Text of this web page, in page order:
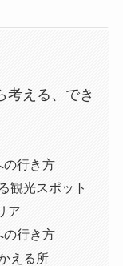
考える、でき
の行き方
観光スポット
ア
の行き方
える所